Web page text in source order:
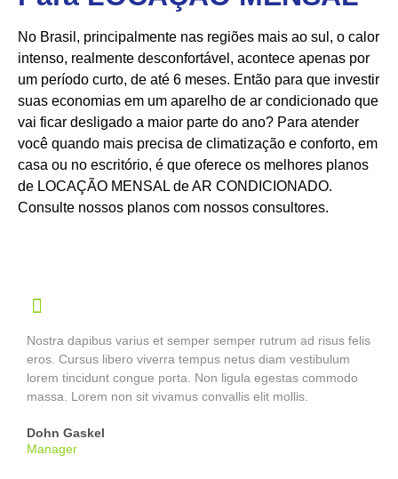
No Brasil, principalmente nas regiões mais ao sul, o calor
intenso, realmente desconfortável, acontece apenas por
um período curto, de até 6 meses. Então para que investir
suas economias em um aparelho de ar condicionado que
vai ficar desligado a maior parte do ano? Para atender
você quando mais precisa de climatização e conforto, em
casa ou no escritório, é que oferece os melhores planos
de LOCAÇÃO MENSAL de AR CONDICIONADO.
Consulte nossos planos com nossos consultores.
Nostra dapibus varius et semper semper rutrum ad risus felis
eros. Cursus libero viverra tempus netus diam vestibulum
lorem tincidunt congue porta. Non ligula egestas commodo
massa. Lorem non sit vivamus convallis elit mollis.
Dohn Gaskel
Manager